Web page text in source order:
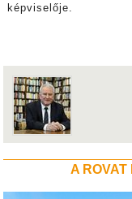
képviselője.
A ROVAT